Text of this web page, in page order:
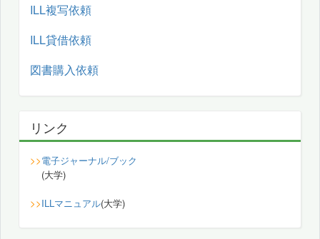
ILL複写依頼
ILL貸借依頼
図書購入依頼
リンク
>>電子ジャーナル/ブック
(大学)
>>ILLマニュアル(大学)